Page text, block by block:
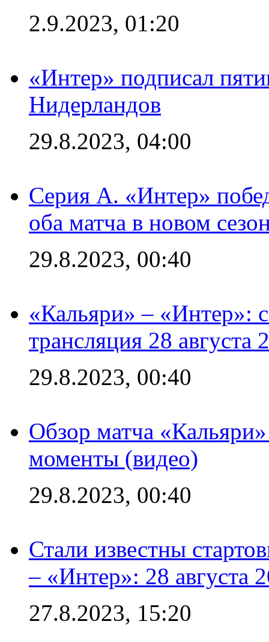
2.9.2023, 01:20
«Интер» подписал
Нидерландов
29.8.2023, 04:00
Серия А. «Интер»
оба матча в новом
29.8.2023, 00:40
«Кальяри» – «Интер»:
трансляция 28 августа
29.8.2023, 00:40
Обзор матча
моменты (видео)
29.8.2023, 00:40
Стали известны
– «Интер»: 28 августа
27.8.2023, 15:20